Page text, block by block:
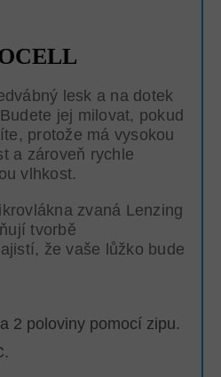
lesk a na dotek
jej milovat, pokud
protože má vysokou
a zároveň rychle
vlhkost.
zvaná Lenzing
tvorbě
že vaše lůžko bude
2 poloviny pomocí zipu.